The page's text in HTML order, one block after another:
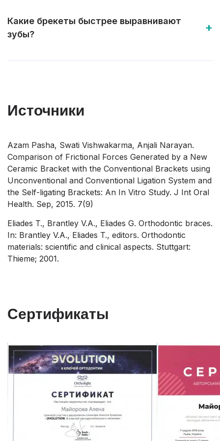
Какие брекеты быстрее выравнивают
зубы?
Источники
Azam Pasha, Swati Vishwakarma, Anjali Narayan.
Comparison of Frictional Forces Generated by a New
Ceramic Bracket with the Conventional Brackets using
Unconventional and Conventional Ligation System and
the Self-ligating Brackets: An In Vitro Study. J Int Oral
Health. Sep, 2015. 7(9)
Eliades T., Brantley V.A., Eliades G. Orthodontic braces.
In: Brantley V.A., Eliades T., editors. Orthodontic
materials: scientific and clinical aspects. Stuttgart:
Thieme; 2001.
Сертификаты